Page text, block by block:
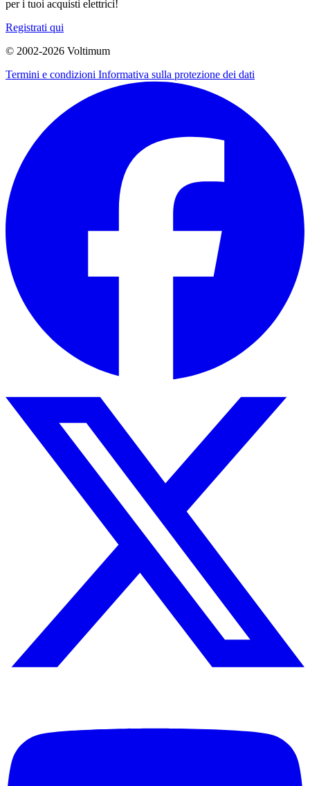
per i tuoi acquisti elettrici!
Registrati qui
© 2002-2026 Voltimum
Termini e condizioni Informativa sulla protezione dei dati